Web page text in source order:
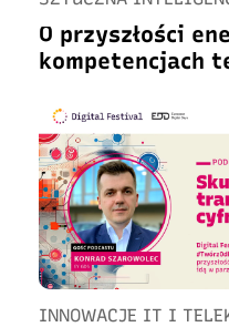
O przyszłości
kompetencjach
INNOWACJE IT I